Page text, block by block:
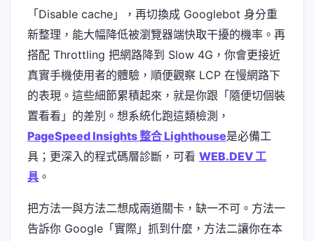
「Disable cache」，再切換成 Googlebot 身分重
新整理，能大幅降低被瀏覽器端快取干擾的機率。再
搭配 Throttling 把網路降到 Slow 4G，你會更接近
真實手機使用者的體驗，順便觀察 LCP 在慢網路下
的表現。這些細節累積起來，就是你跟「隨便切個裝
置看看」的差別。想系統化跑這類檢測，
PageSpeed Insights 整合 Lighthouse是必備工
具；更深入的程式碼層診斷，可看 WEB.DEV 工
具 。
把方法一與方法二想成兩道關卡，缺一不可。方法一
告訴你 Google「實際」抓到什麼，方法二讓你在本